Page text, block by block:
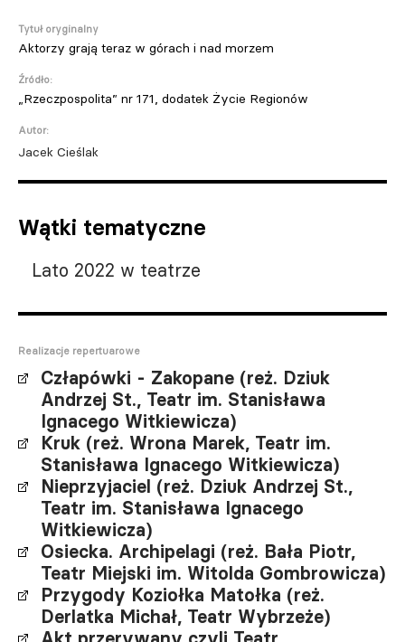
Tytuł oryginalny
Aktorzy grają teraz w górach i nad morzem
Źródło:
„Rzeczpospolita” nr 171, dodatek Życie Regionów
Autor:
Jacek Cieślak
Wątki tematyczne
Lato 2022 w teatrze
Realizacje repertuarowe
Człapówki - Zakopane (reż. Dziuk
Andrzej St., Teatr im. Stanisława
Ignacego Witkiewicza)
Kruk (reż. Wrona Marek, Teatr im.
Stanisława Ignacego Witkiewicza)
Nieprzyjaciel (reż. Dziuk Andrzej St.,
Teatr im. Stanisława Ignacego
Witkiewicza)
Osiecka. Archipelagi (reż. Bała Piotr,
Teatr Miejski im. Witolda Gombrowicza)
Przygody Koziołka Matołka (reż.
Derlatka Michał, Teatr Wybrzeże)